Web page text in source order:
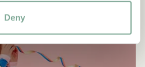
Deny